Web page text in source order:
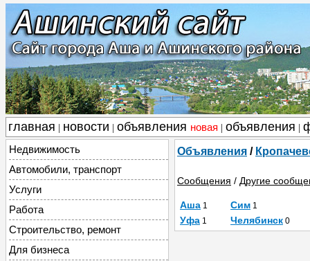
главная новости объявления новая объявления
Недвижимость
Автомобили, транспорт
Услуги
Работа
Строительство, ремонт
Для бизнеса
Объявления /
Сообщения / Другие
Аша 1 Сим 1
Уфа 1 Челябинск 0